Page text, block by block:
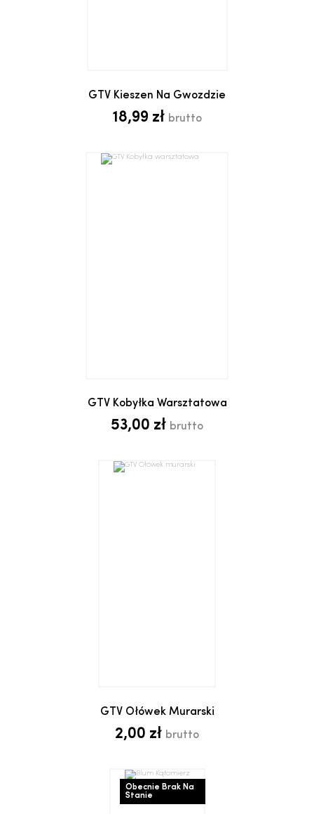
GTV Kieszen Na Gwozdzie
18,99 zł brutto
GTV Kobyłka Warsztatowa
53,00 zł brutto
GTV Ołówek Murarski
2,00 zł brutto
Obecnie Brak Na
Stanie